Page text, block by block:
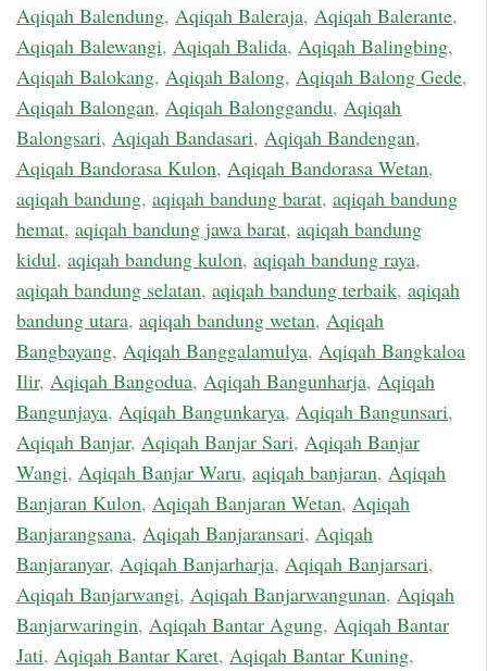
Aqiqah Balendung, Aqiqah Baleraja, Aqiqah Balerante,
Aqiqah Balewangi, Aqiqah Balida, Aqiqah Balingbing,
Aqiqah Balokang, Aqiqah Balong, Aqiqah Balong Gede,
Aqiqah Balongan, Aqiqah Balonggandu, Aqiqah
Balongsari, Aqiqah Bandasari, Aqiqah Bandengan,
Aqiqah Bandorasa Kulon, Aqiqah Bandorasa Wetan,
aqiqah bandung, aqiqah bandung barat, aqiqah bandung
hemat, aqiqah bandung jawa barat, aqiqah bandung
kidul, aqiqah bandung kulon, aqiqah bandung raya,
aqiqah bandung selatan, aqiqah bandung terbaik, aqiqah
bandung utara, aqiqah bandung wetan, Aqiqah
Bangbayang, Aqiqah Banggalamulya, Aqiqah Bangkaloa
Ilir, Aqiqah Bangodua, Aqiqah Bangunharja, Aqiqah
Bangunjaya, Aqiqah Bangunkarya, Aqiqah Bangunsari,
Aqiqah Banjar, Aqiqah Banjar Sari, Aqiqah Banjar
Wangi, Aqiqah Banjar Waru, aqiqah banjaran, Aqiqah
Banjaran Kulon, Aqiqah Banjaran Wetan, Aqiqah
Banjarangsana, Aqiqah Banjaransari, Aqiqah
Banjaranyar, Aqiqah Banjarharja, Aqiqah Banjarsari,
Aqiqah Banjarwangi, Aqiqah Banjarwangunan, Aqiqah
Banjarwaringin, Aqiqah Bantar Agung, Aqiqah Bantar
Jati, Aqiqah Bantar Karet, Aqiqah Bantar Kuning,